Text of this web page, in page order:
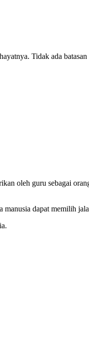
Tidak ada
oleh guru sebagai
manusia dapat memilih